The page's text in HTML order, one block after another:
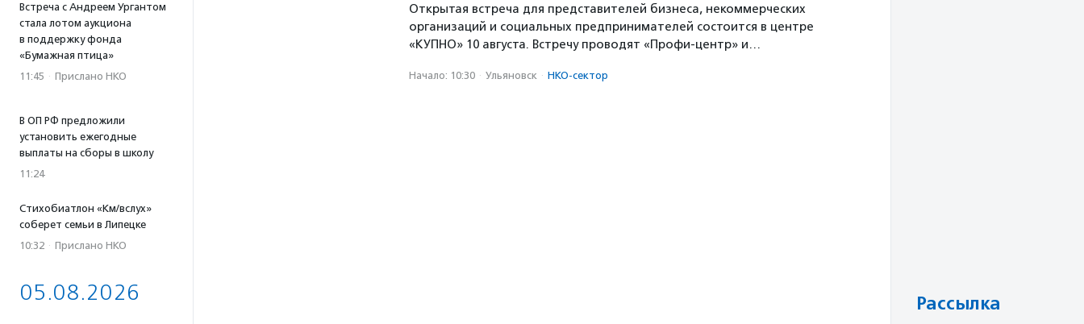
Встреча с Андреем Ургантом
стала лотом аукциона
в поддержку фонда
«Бумажная птица»
11:45 · Прислано НКО
В ОП РФ предложили
установить ежегодные
выплаты на сборы в школу
11:24
Стихобиатлон «Км/вслух»
соберет семьи в Липецке
10:32 · Прислано НКО
05.08.2026
Открытая встреча для представителей бизнеса, некоммерческих
организаций и социальных предпринимателей состоится в центре
«КУПНО» 10 августа. Встречу проводят «Профи-центр» и…
Начало: 10:30 · Ульяновск · НКО-сектор
Рассылка